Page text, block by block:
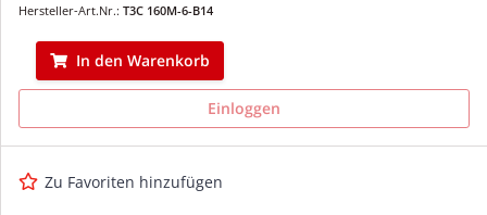
Hersteller-Art.Nr.: T3C 160M-6-B14
In den Warenkorb
Einloggen
Zu Favoriten hinzufügen